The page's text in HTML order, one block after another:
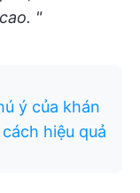
"
ý của khán
hiệu quả